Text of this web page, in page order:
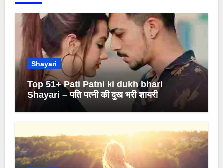
Shayari
Top 51+ Pati Patni ki dukh bhari
Shayari – पति पत्नी की दुख भरी शायरी